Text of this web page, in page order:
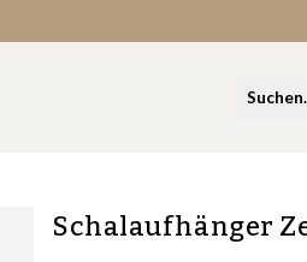
Schalaufhänger